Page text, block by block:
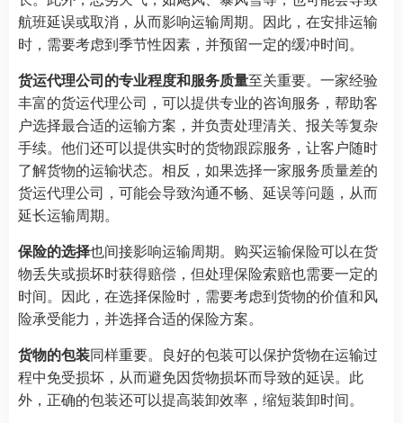
航班延误或取消，从而影响运输周期。因此，在安排运输
时，需要考虑到季节性因素，并预留一定的缓冲时间。
货运代理公司的专业程度和服务质量至关重要。一家经验
丰富的货运代理公司，可以提供专业的咨询服务，帮助客
户选择最合适的运输方案，并负责处理清关、报关等复杂
手续。他们还可以提供实时的货物跟踪服务，让客户随时
了解货物的运输状态。相反，如果选择一家服务质量差的
货运代理公司，可能会导致沟通不畅、延误等问题，从而
延长运输周期。
保险的选择也间接影响运输周期。购买运输保险可以在货
物丢失或损坏时获得赔偿，但处理保险索赔也需要一定的
时间。因此，在选择保险时，需要考虑到货物的价值和风
险承受能力，并选择合适的保险方案。
货物的包装同样重要。良好的包装可以保护货物在运输过
程中免受损坏，从而避免因货物损坏而导致的延误。此
外，正确的包装还可以提高装卸效率，缩短装卸时间。